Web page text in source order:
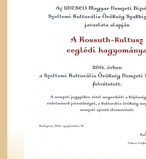
Vasat, vasárut vásároljunk
a Berger
vaskereskedésben